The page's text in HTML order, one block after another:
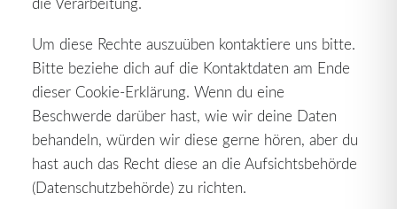
Um diese Rechte auszuüben kontaktiere uns bitte.
Bitte beziehe dich auf die Kontaktdaten am Ende
dieser Cookie-Erklärung. Wenn du eine
Beschwerde darüber hast, wie wir deine Daten
behandeln, würden wir diese gerne hören, aber du
hast auch das Recht diese an die Aufsichtsbehörde
(Datenschutzbehörde) zu richten.